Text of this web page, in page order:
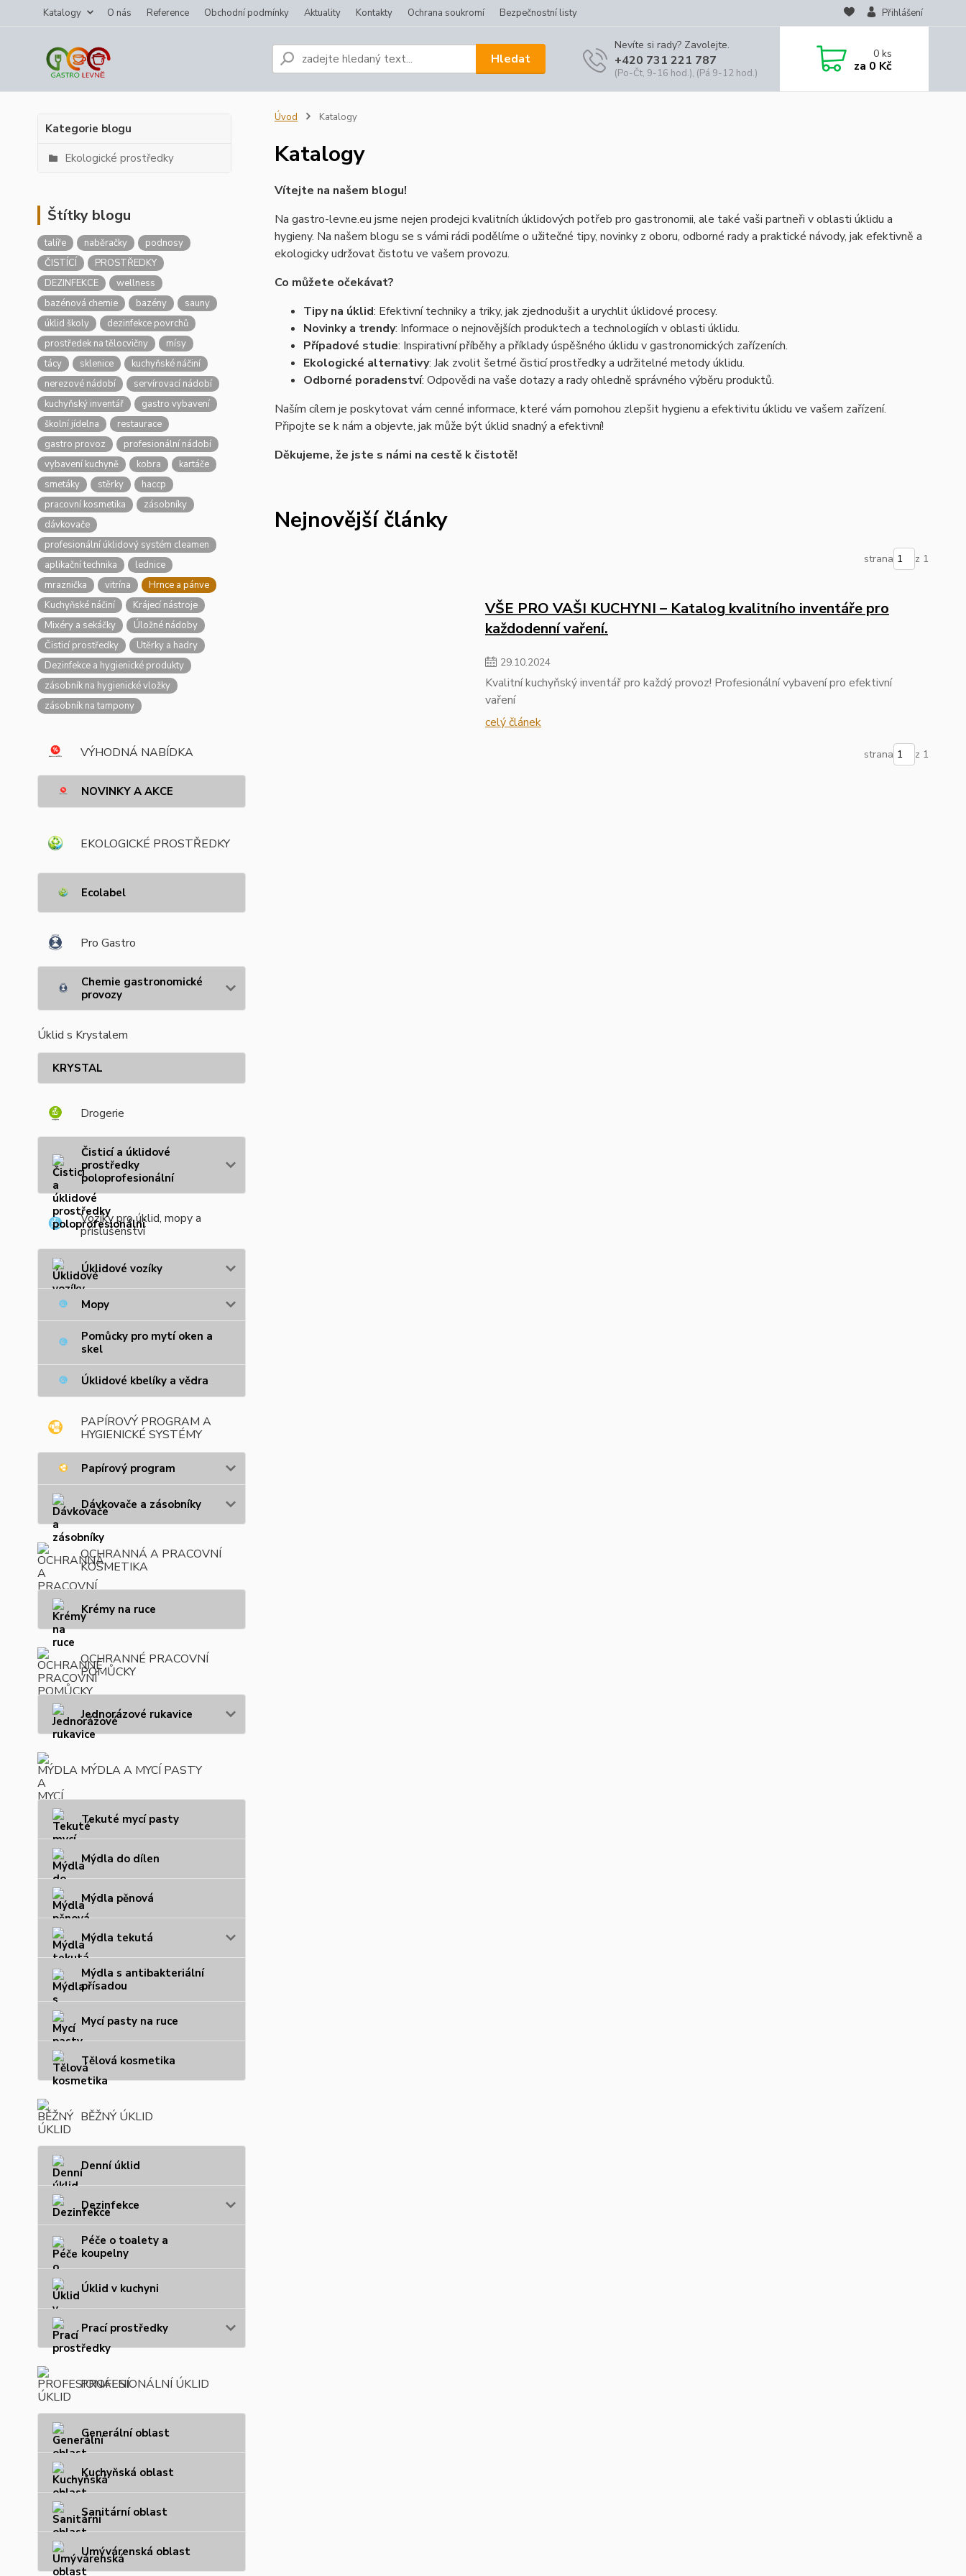
Katalogy O nás Reference Obchodní podmínky Aktuality Kontakty Ochrana soukromí Bezpečnostní listy Přihlášení
Hledat
Nevíte si rady? Zavolejte.
+420 731 221 787
(Po-Čt, 9-16 hod.), (Pá 9-12 hod.)
0ks
za 0 Kč
Kategorie blogu
Ekologické prostředky
Štítky blogu
talíře naběračky
podnosy
ČISTÍCÍ
PROSTŘEDKY
DEZINFEKCE
wellness
bazénová chemie
bazény
sauny
úklid školy
dezinfekce povrchů
prostředek na tělocvičny
mísy
tácy
sklenice
kuchyňské náčiní
nerezové nádobí
servírovací nádobí
kuchyňský inventář
gastro vybavení
školní jídelna
restaurace
gastro provoz
profesionální nádobí
vybavení kuchyně
kobra
kartáče
smetáky
stěrky
haccp
pracovní kosmetika
zásobníky
dávkovače
profesionální úklidový systém cleamen
aplikační technika
lednice
mraznička
vitrína
Hrnce a pánve
Kuchyňské náčiní
Krájecí nástroje
Mixéry a sekáčky
Úložné nádoby
Čisticí prostředky
Utěrky a hadry
Dezinfekce a hygienické produkty
zásobník na hygienické vložky
zásobník na tampony
VÝHODNÁ NABÍDKA
NOVINKY A AKCE
EKOLOGICKÉ PROSTŘEDKY
Ecolabel
Pro Gastro
Chemie gastronomické
provozy
Úklid s Krystalem
KRYSTAL
Drogerie
Čisticí a úklidové
prostředky
poloprofesionální
Vozíky pro úklid, mopy a
příslušenství
Úklidové vozíky
Mopy
Pomůcky pro mytí oken a
skel
Úklidové kbelíky a vědra
PAPÍROVÝ PROGRAM A
HYGIENICKÉ SYSTÉMY
Papírový program
Dávkovače a zásobníky
OCHRANNÁ A PRACOVNÍ
KOSMETIKA
Krémy na ruce
OCHRANNÉ PRACOVNÍ
POMŮCKY
Jednorázové rukavice
MÝDLA A MYCÍ PASTY
Tekuté mycí pasty
Mýdla do dílen
Mýdla pěnová
Mýdla tekutá
Mýdla s antibakteriální
přísadou
Mycí pasty na ruce
Tělová kosmetika
BĚŽNÝ ÚKLID
Denní úklid
Dezinfekce
Péče o toalety a
koupelny
Úklid v kuchyni
Prací prostředky
PROFESIONÁLNÍ ÚKLID
Generální oblast
Kuchyňská oblast
Sanitární oblast
Umývárenská oblast
Úvod Katalogy
Katalogy
Vítejte na našem blogu!
Na gastro-levne.eu jsme nejen prodejci kvalitních úklidových potřeb pro gastronomii, ale také vaši partneři v oblasti úklidu a
hygieny. Na našem blogu se s vámi rádi podělíme o užitečné tipy, novinky z oboru, odborné rady a praktické návody, jak efektivně a
ekologicky udržovat čistotu ve vašem provozu.
Co můžete očekávat?
Tipy na úklid: Efektivní techniky a triky, jak zjednodušit a urychlit úklidové procesy.
Novinky a trendy: Informace o nejnovějších produktech a technologiích v oblasti úklidu.
Případové studie: Inspirativní příběhy a příklady úspěšného úklidu v gastronomických zařízeních.
Ekologické alternativy: Jak zvolit šetrné čisticí prostředky a udržitelné metody úklidu.
Odborné poradenství: Odpovědi na vaše dotazy a rady ohledně správného výběru produktů.
Naším cílem je poskytovat vám cenné informace, které vám pomohou zlepšit hygienu a efektivitu úklidu ve vašem zařízení.
Připojte se k nám a objevte, jak může být úklid snadný a efektivní!
Děkujeme, že jste s námi na cestě k čistotě!
Nejnovější články
strana z 1
VŠE PRO VAŠI KUCHYNI – Katalog kvalitního inventáře pro
každodenní vaření.
29.10.2024
Kvalitní kuchyňský inventář pro každý provoz! Profesionální vybavení pro efektivní
vaření
celý článek
strana z 1